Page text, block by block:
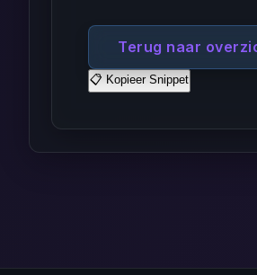
Terug naar
📋 Kopieer Snippet